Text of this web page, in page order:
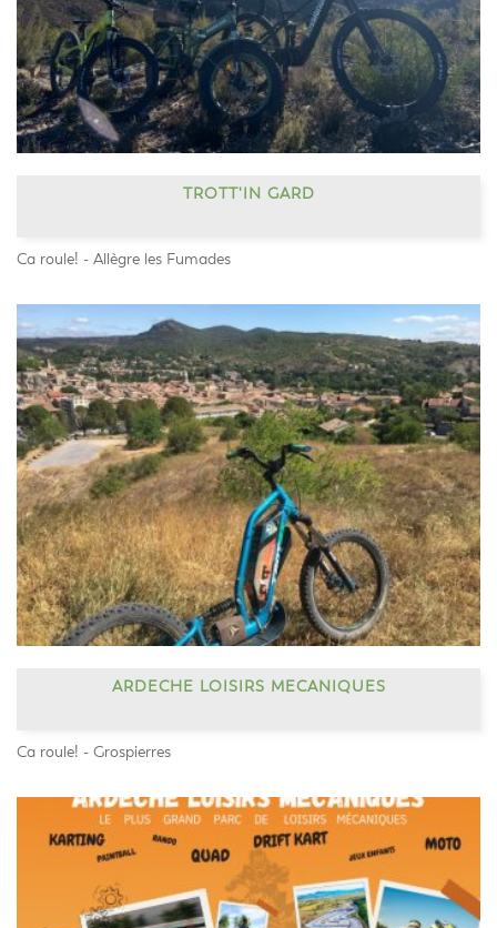
TROTT'IN GARD
Ca roule! - Allègre les Fumades
ARDECHE LOISIRS MECANIQUES
Ca roule! - Grospierres